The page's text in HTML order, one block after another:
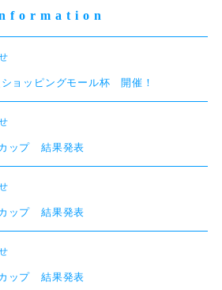
ョッピングモール杯 開催！
ップ 結果発表
ップ 結果発表
ップ 結果発表